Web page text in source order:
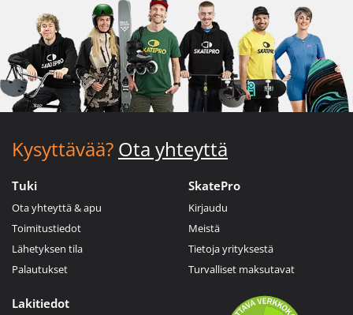
Kysyttävää? Ota yhteyttä
Tuki
Ota yhteyttä & apu
Toimitustiedot
Lähetyksen tila
Palautukset
SkatePro
Kirjaudu
Meistä
Tietoja yrityksestä
Turvalliset maksutavat
Lakitiedot